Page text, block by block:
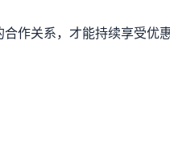
作关系，才能持续享受优